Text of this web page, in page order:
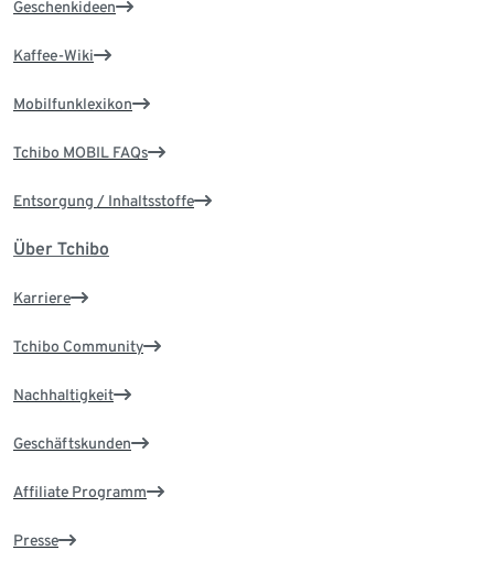
Geschenkideen
Kaffee-Wiki
Mobilfunklexikon
Tchibo MOBIL FAQs
Entsorgung / Inhaltsstoffe
Über Tchibo
Karriere
Tchibo Community
Nachhaltigkeit
Geschäftskunden
Affiliate Programm
Presse